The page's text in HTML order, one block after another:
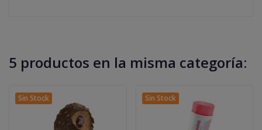
5 productos en la misma categoría:
Sin Stock Sin Stock